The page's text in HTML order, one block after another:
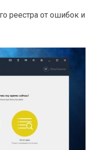
реестра от ошибок и